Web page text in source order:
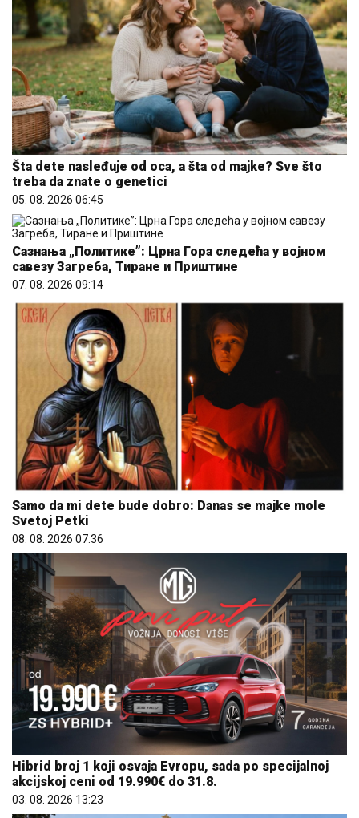
Šta dete nasleđuje od oca, a šta od majke? Sve što
treba da znate o genetici
05. 08. 2026 06:45
Сазнања „Политике”: Црна Гора следећа у војном
савезу Загреба, Тиране и Приштине
07. 08. 2026 09:14
Samo da mi dete bude dobro: Danas se majke mole
Svetoj Petki
08. 08. 2026 07:36
Hibrid broj 1 koji osvaja Evropu, sada po specijalnoj
akcijskoj ceni od 19.990€ do 31.8.
03. 08. 2026 13:23